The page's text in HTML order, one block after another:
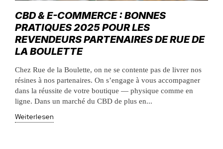
CBD & E-COMMERCE : BONNES
PRATIQUES 2025 POUR LES
REVENDEURS PARTENAIRES DE RUE DE
LA BOULETTE
Chez Rue de la Boulette, on ne se contente pas de livrer nos
résines à nos partenaires. On s’engage à vous accompagner
dans la réussite de votre boutique — physique comme en
ligne. Dans un marché du CBD de plus en...
Weiterlesen